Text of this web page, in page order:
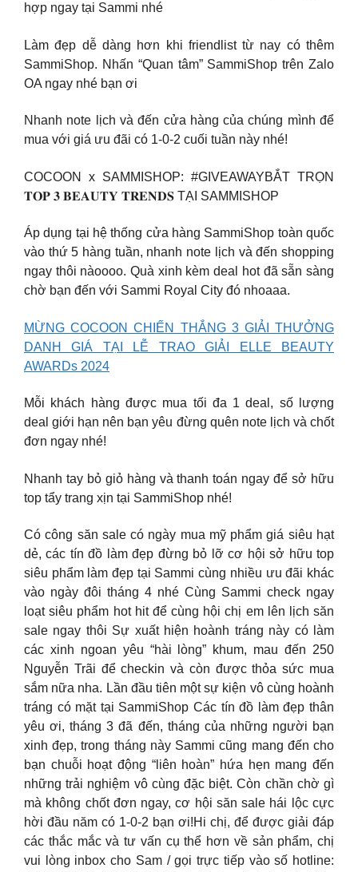
hợp ngay tại Sammi nhé
Làm đẹp dễ dàng hơn khi friendlist từ nay có thêm
SammiShop. Nhấn “Quan tâm” SammiShop trên Zalo
OA ngay nhé bạn ơi
Nhanh note lịch và đến cửa hàng của chúng mình để
mua với giá ưu đãi có 1-0-2 cuối tuần này nhé!
COCOON x SAMMISHOP: #GIVEAWAYBẮT TRỌN
𝐓𝐎𝐏 𝟑 𝐁𝐄𝐀𝐔𝐓𝐘 𝐓𝐑𝐄𝐍𝐃𝐒 TẠI SAMMISHOP
Áp dụng tại hệ thống cửa hàng SammiShop toàn quốc
vào thứ 5 hàng tuần, nhanh note lịch và đến shopping
ngay thôi nàoooo. Quà xinh kèm deal hot đã sẵn sàng
chờ bạn đến với Sammi Royal City đó nhoaaa.
MỪNG COCOON CHIẾN THẮNG 3 GIẢI THƯỞNG
DANH GIÁ TẠI LỄ TRAO GIẢI ELLE BEAUTY
AWARDs 2024
Mỗi khách hàng được mua tối đa 1 deal, số lượng
deal giới hạn nên bạn yêu đừng quên note lịch và chốt
đơn ngay nhé!
Nhanh tay bỏ giỏ hàng và thanh toán ngay để sở hữu
top tẩy trang xịn tại SammiShop nhé!
Có công săn sale có ngày mua mỹ phẩm giá siêu hạt
dẻ, các tín đồ làm đẹp đừng bỏ lỡ cơ hội sở hữu top
siêu phẩm làm đẹp tại Sammi cùng nhiều ưu đãi khác
vào ngày đôi tháng 4 nhé Cùng Sammi check ngay
loạt siêu phẩm hot hit để cùng hội chị em lên lịch săn
sale ngay thôi Sự xuất hiện hoành tráng này có làm
các xinh ngoan yêu “hài lòng” khum, mau đến 250
Nguyễn Trãi để checkin và còn được thỏa sức mua
sắm nữa nha. Lần đầu tiên một sự kiện vô cùng hoành
tráng có mặt tại SammiShop Các tín đồ làm đẹp thân
yêu ơi, tháng 3 đã đến, tháng của những người bạn
xinh đẹp, trong tháng này Sammi cũng mang đến cho
bạn chuỗi hoạt động “liên hoàn” hứa hẹn mang đến
những trải nghiệm vô cùng đặc biệt. Còn chần chờ gì
mà không chốt đơn ngay, cơ hội săn sale hái lộc cực
hời đầu năm có 1-0-2 bạn ơi!Hi chị, để được giải đáp
các thắc mắc và tư vấn cụ thể hơn về sản phẩm, chị
vui lòng inbox cho Sam / gọi trực tiếp vào số hotline: